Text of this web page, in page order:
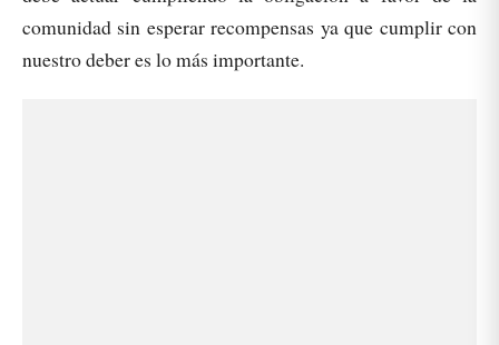
comunidad sin esperar recompensas ya que cumplir con
nuestro deber es lo más importante.